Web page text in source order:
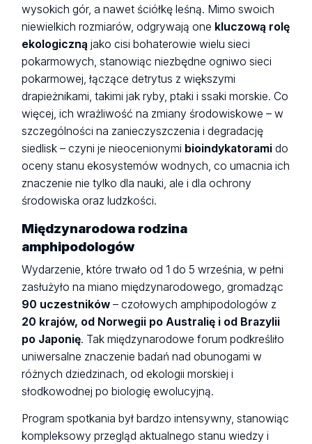
wysokich gór, a nawet ściółkę leśną. Mimo swoich
niewielkich rozmiarów, odgrywają one kluczową rolę
ekologiczną jako cisi bohaterowie wielu sieci
pokarmowych, stanowiąc niezbędne ogniwo sieci
pokarmowej, łączące detrytus z większymi
drapieżnikami, takimi jak ryby, ptaki i ssaki morskie. Co
więcej, ich wrażliwość na zmiany środowiskowe – w
szczególności na zanieczyszczenia i degradację
siedlisk – czyni je nieocenionymi bioindykatorami do
oceny stanu ekosystemów wodnych, co umacnia ich
znaczenie nie tylko dla nauki, ale i dla ochrony
środowiska oraz ludzkości.
Międzynarodowa rodzina
amphipodologów
Wydarzenie, które trwało od 1 do 5 września, w pełni
zasłużyło na miano międzynarodowego, gromadząc
90 uczestników – czołowych amphipodologów z
20 krajów, od Norwegii po Australię i od Brazylii
po Japonię. Tak międzynarodowe forum podkreśliło
uniwersalne znaczenie badań nad obunogami w
różnych dziedzinach, od ekologii morskiej i
słodkowodnej po biologię ewolucyjną.
Program spotkania był bardzo intensywny, stanowiąc
kompleksowy przegląd aktualnego stanu wiedzy i